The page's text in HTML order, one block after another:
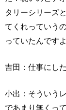
タリーシリーズ
てくれっていう
っていたんですよ
吉田：仕事にし
小出：そういう
であまり無くっ